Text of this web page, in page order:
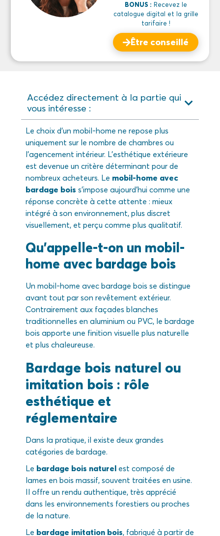
BONUS : Recevez le
catalogue digital et la grille
tarifaire !
Être conseillé
Accédez directement à la partie qui
vous intéresse :
Le choix d’un mobil-home ne repose plus
uniquement sur le nombre de chambres ou
l’agencement intérieur. L’esthétique extérieure
est devenue un critère déterminant pour de
nombreux acheteurs. Le mobil-home avec
bardage bois s’impose aujourd’hui comme une
réponse concrète à cette attente : mieux
intégré à son environnement, plus discret
visuellement, et perçu comme plus qualitatif.
Qu’appelle-t-on un mobil-
home avec bardage bois
Un mobil-home avec bardage bois se distingue
avant tout par son revêtement extérieur.
Contrairement aux façades blanches
traditionnelles en aluminium ou PVC, le bardage
bois apporte une finition visuelle plus naturelle
et plus chaleureuse.
Bardage bois naturel ou
imitation bois : rôle
esthétique et
réglementaire
Dans la pratique, il existe deux grandes
catégories de bardage.
Le bardage bois naturelest composé de
lames en bois massif, souvent traitées en usine.
Il offre un rendu authentique, très apprécié
dans les environnements forestiers ou proches
de la nature.
Le bardage imitation bois, fabriqué à partir de